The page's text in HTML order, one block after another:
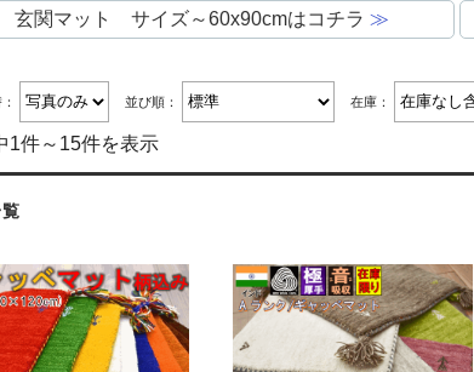
玄関マット サイズ～60x90cmはコチラ ≫
並び順： 在庫：
1件～15件を表示